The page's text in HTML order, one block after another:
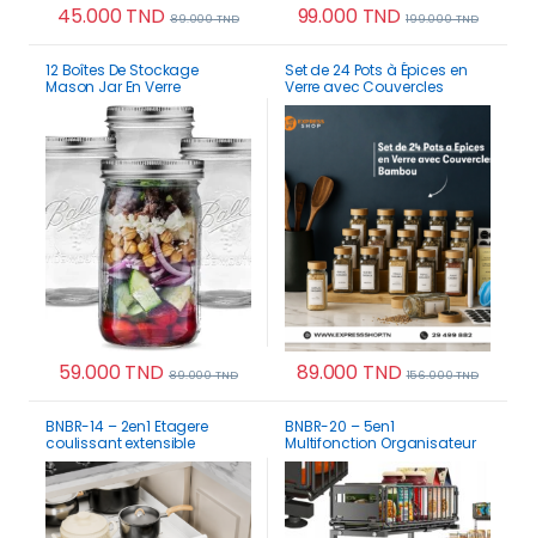
45.000TND 89.000TND 99.000TND 199.000TND
12 Boîtes De Stockage
Mason Jar En Verre
Hermétique 480 ml
Multifonction Haute Qualité
59.000TND 89.000TND
Set de 24 Pots à Épices en
Verre avec Couvercles
Bambou Rangement
Hermétique
89.000 TND 156.000TND
BNBR-14 – 2en1 Etagere
coulissant extensible
ajustable acier inoxydable
rangement cuisine
BNBR-20 – 5en1
Multifonction Organisateur
Coulissant acier inoxydable
pliable Sous Évier 2 Niveaux